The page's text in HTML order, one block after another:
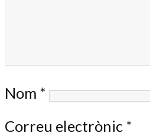
Nom *
Correu electrònic *